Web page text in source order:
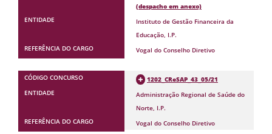
(despacho em anexo)
Instituto de Gestão Financeira da
Educação, I.P.
Vogal do Conselho Diretivo
1202_CReSAP_43_05/21
Administração Regional de Saúde do
Norte, I.P.
Vogal do Conselho Diretivo